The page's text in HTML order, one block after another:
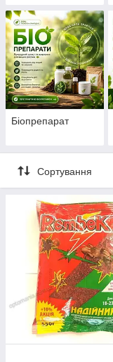
Біопрепарат
Сортування